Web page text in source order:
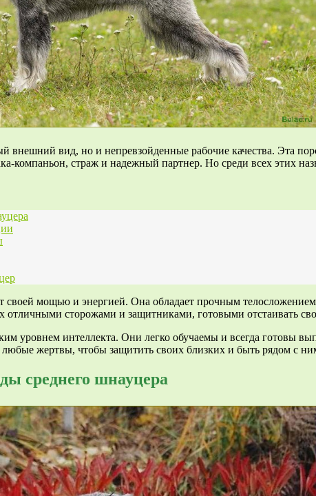
внешний вид, но и непревзойденные рабочие качества. Эта
компаньон, страж и надежный партнер. Но среди всех этих
своей мощью и энергией. Она обладает прочным
сторожами и защитниками, готовыми отстаивать
уровнем интеллекта. Они легко обучаемы и всегда готовы
жертвы, чтобы защитить своих близких и быть рядом с
среднего шнауцера